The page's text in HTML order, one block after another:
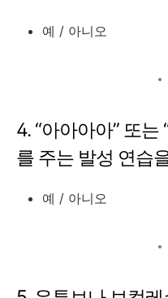
예 / 아니오
4. “아아아아” 또는
를 주는 발성 연습
예 / 아니오